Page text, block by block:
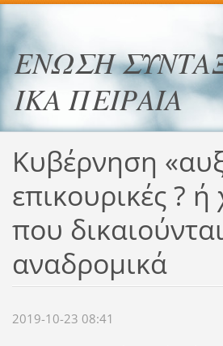
ΕΝΩΣΗ
ΙΚΑ ΠΕΙΡΑΙΑ
Κυβέρνηση
επικουρικές ?
που δικαιούνται
αναδρομικά
2019-10-23 08:41